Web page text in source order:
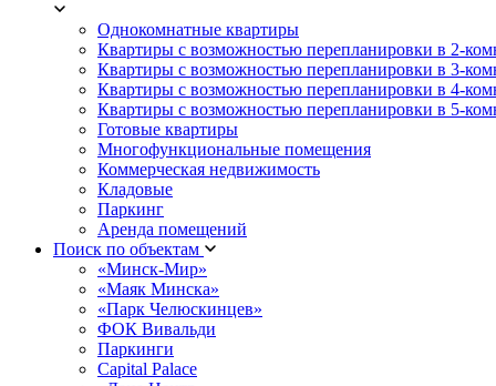
Однокомнатные квартиры
Квартиры с возможностью перепланировки в 2-
Квартиры с возможностью перепланировки в 3-
Квартиры с возможностью перепланировки в 4-
Квартиры с возможностью перепланировки в 5-
Готовые квартиры
Многофункциональные помещения
Коммерческая недвижимость
Кладовые
Паркинг
Аренда помещений
Поиск по объектам
«Минск-Мир»
«Маяк Минска»
«Парк Челюскинцев»
ФОК Вивальди
Паркинги
Capital Palace